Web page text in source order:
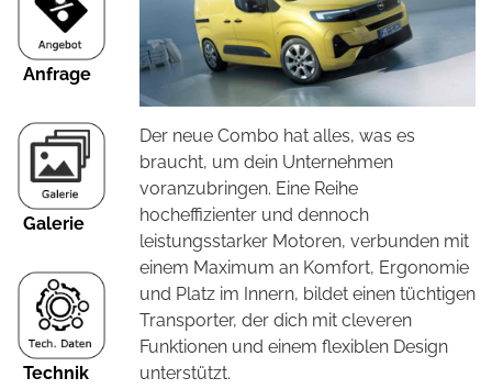
Anfrage
Galerie
Technik
Der neue Combo hat alles, was es
braucht, um dein Unternehmen
voranzubringen. Eine Reihe
hocheffizienter und dennoch
leistungsstarker Motoren, verbunden mit
einem Maximum an Komfort, Ergonomie
und Platz im Innern, bildet einen tüchtigen
Transporter, der dich mit cleveren
Funktionen und einem flexiblen Design
unterstützt.